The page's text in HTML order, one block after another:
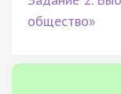
общество»